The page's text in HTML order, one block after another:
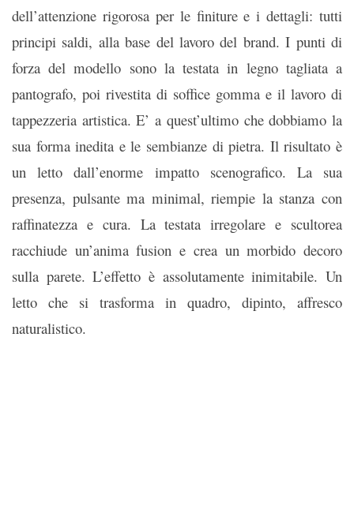
dell’attenzione rigorosa per le finiture e i dettagli: tutti
principi saldi, alla base del lavoro del brand. I punti di
forza del modello sono la testata in legno tagliata a
pantografo, poi rivestita di soffice gomma e il lavoro di
tappezzeria artistica. E’ a quest’ultimo che dobbiamo la
sua forma inedita e le sembianze di pietra. Il risultato è
un letto dall’enorme impatto scenografico. La sua
presenza, pulsante ma minimal, riempie la stanza con
raffinatezza e cura. La testata irregolare e scultorea
racchiude un’anima fusion e crea un morbido decoro
sulla parete. L’effetto è assolutamente inimitabile. Un
letto che si trasforma in quadro, dipinto, affresco
naturalistico.